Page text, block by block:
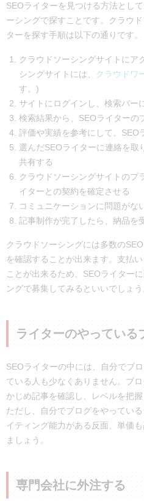
SEOライターを見つける方法とし
ーシングで探すことです。クラウ
ターを探す手順は以下の通りです。
クラウドソーシングサイトにア
シングサイトには、
クラウドワ
す。)
サイトにログインし、検索バー
検索結果から、SEOライターの
評価や実績を参考にして、SEO
選んだSEOライターに連絡を取
共有する
クラウドソーシングサイトのプ
イターとの契約を確定させる
コミュニケーションに問題がな
記事制作が完了したら、納品を
クラウドソーシングには多数の
を確認することが出来ます。支払
ことが出来るため、SEOライター
ングで募集してみるといいでしょう
ライターのやっている
SEOライターの中には、自分でブ
ている人も少なくありません。ブ
かじめ記事を確認し、レベルを把
ただし、自分でブログをやってい
イティング能力がある反面、単価
ましょう。
専門会社に外注する